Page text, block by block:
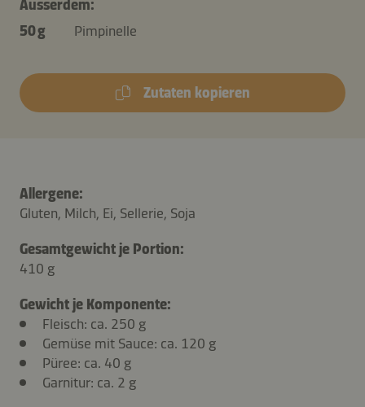
Ausserdem:
50 g
Pimpinelle
Zutaten kopieren
Allergene:
Gluten, Milch, Ei, Sellerie, Soja
Gesamtgewicht je Portion:
410 g
Gewicht je Komponente:
Fleisch: ca. 250 g
Gemüse mit Sauce: ca. 120 g
Püree: ca. 40 g
Garnitur: ca. 2 g